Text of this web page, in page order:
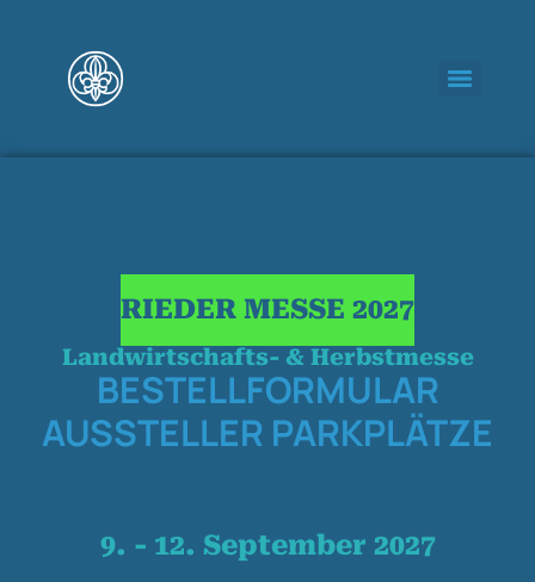
RIEDER MESSE 2027
Landwirtschafts- & Herbstmesse
BESTELLFORMULAR
AUSSTELLER PARKPLÄTZE
9. - 12. September 2027